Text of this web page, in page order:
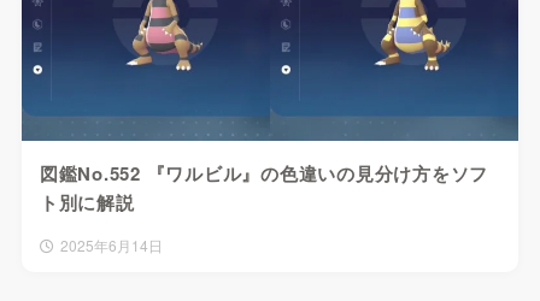
図鑑No.552 『ワルビル』の色違いの見分け方をソフ
ト別に解説
2025年6月14日